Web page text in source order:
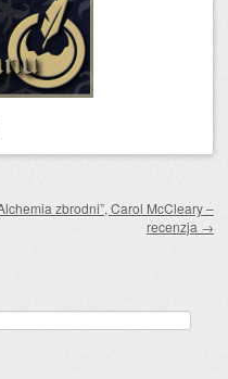
zbrodni”, Carol McCleary –
recenzja →